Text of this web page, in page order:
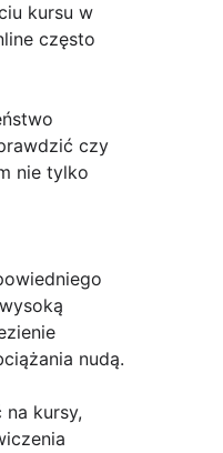
kursu w
często
czy
nie tylko
nudą.
kursy,